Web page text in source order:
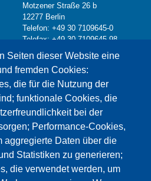
Seiten dieser Website eine
fremden Cookies:
die für die Nutzung der
funktionale Cookies, die
bei der
Performance-Cookies,
aggregierte Daten über die
Statistiken zu generieren;
die verwendet werden, um
Motzener Straße 26 b
12277 Berlin
Telefon: +49 30 7109645-0
Telefax: +49 30 7109645-98
info@testing.de
da die Google Maps
akzeptiert wurden.